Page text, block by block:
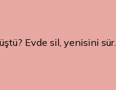
Evde sil, yenisini sür.